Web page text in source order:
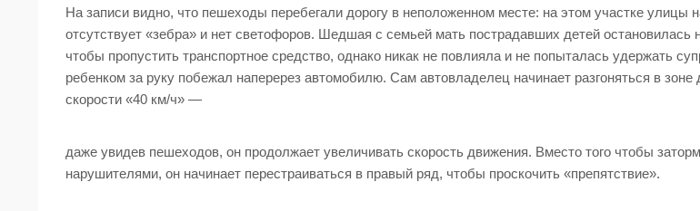
На записи видно, что пешеходы перебегали дорогу в неположенном месте: на этом участке улицы
отсутствует «зебра» и нет светофоров. Шедшая с семьей мать пострадавших детей остановилась
чтобы пропустить транспортное средство, однако никак не повлияла и не попыталась удержать
ребенком за руку побежал наперерез автомобилю. Сам автовладелец начинает разгоняться в зоне
скорости «40 км/ч» —
даже увидев пешеходов, он продолжает увеличивать скорость движения. Вместо того чтобы
нарушителями, он начинает перестраиваться в правый ряд, чтобы проскочить «препятствие».